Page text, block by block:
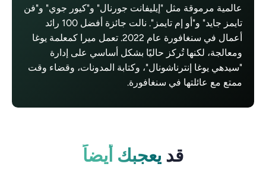
عالمية مرموقة مثل "إيليفانت جورنال" و"كيور جوي" و"فن
تايمز جايد" و"أو إم تايمز". نالت جائزة أفضل 100 رائد
أعمال في سنغافورة عام 2022. تعمل ميرا كمعلمة يوغا
ومعالجة، لكنها تُركز حاليًا بشكل أساسي على إدارة
"سيدهي يوغا إنترناشونال"، وكتابة المدونات، وقضاء وقت
ممتع مع عائلتها في سنغافورة.
قديعجبك أيضاً